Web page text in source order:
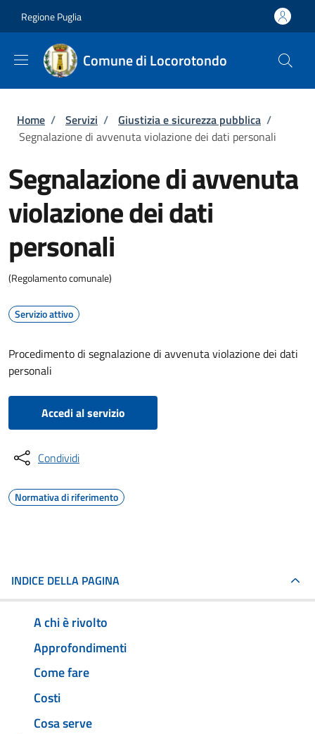
Regione Puglia
Comune di Locorotondo
Briciole di pane
Home / Servizi / Giustizia e sicurezza pubblica /
Segnalazione di avvenuta violazione dei dati personali
Segnalazione di avvenuta
violazione dei dati
personali
(Regolamento comunale)
Servizio attivo
Procedimento di segnalazione di avvenuta violazione dei dati
personali
Accedi al servizio
Condividi
Normativa di riferimento
INDICE DELLA PAGINA
A chi è rivolto
Approfondimenti
Come fare
Costi
Cosa serve